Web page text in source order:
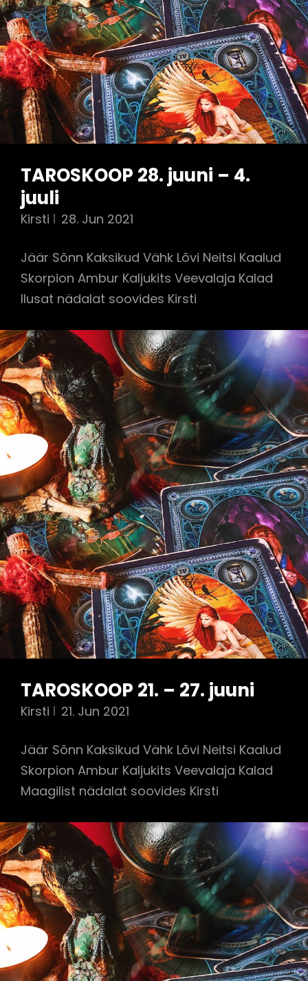
TAROSKOOP 28. juuni – 4.
juuli
Kirsti 28. Jun 2021
Jäär Sõnn Kaksikud Vähk Lõvi Neitsi Kaalud
Skorpion Ambur Kaljukits Veevalaja Kalad
Ilusat nädalat soovides Kirsti
TAROSKOOP 21. – 27. juuni
Kirsti 21. Jun 2021
Jäär Sõnn Kaksikud Vähk Lõvi Neitsi Kaalud
Skorpion Ambur Kaljukits Veevalaja Kalad
Maagilist nädalat soovides Kirsti